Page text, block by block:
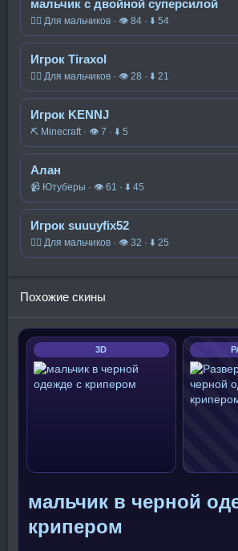
мальчик с двойной суперсилой
🧍‍♂️ Для мальчиков · 👁 84 · ⬇ 54
Игрок Tiraxol
🧍‍♂️ Для мальчиков · 👁 28 · ⬇ 21
Игрок KENNJ
⛏️ Minecraft · 👁 7 · ⬇ 5
Алан
📹 Ютуберы · 👁 61 · ⬇ 45
Игрок suuuyfix52
🧍‍♂️ Для мальчиков · 👁 32 · ⬇ 25
Похожие скины
3D
мальчик в черной
крипером